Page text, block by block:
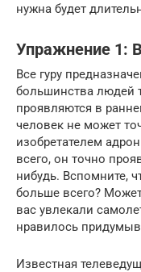
нужна будет
Упражнение 1:
Все гуру
большинства людей
проявляются в
человек не может
изобретателем
всего, он точно
нибудь. Вспомните,
больше всего?
вас увлекали
нравилось
Известная